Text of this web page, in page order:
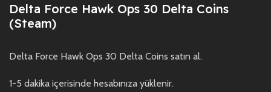
Delta Force Hawk Ops 30 Delta Coins
(Steam)
Delta Force Hawk Ops 30 Delta Coins satın al.
1-5 dakika içerisinde hesabınıza yüklenir.